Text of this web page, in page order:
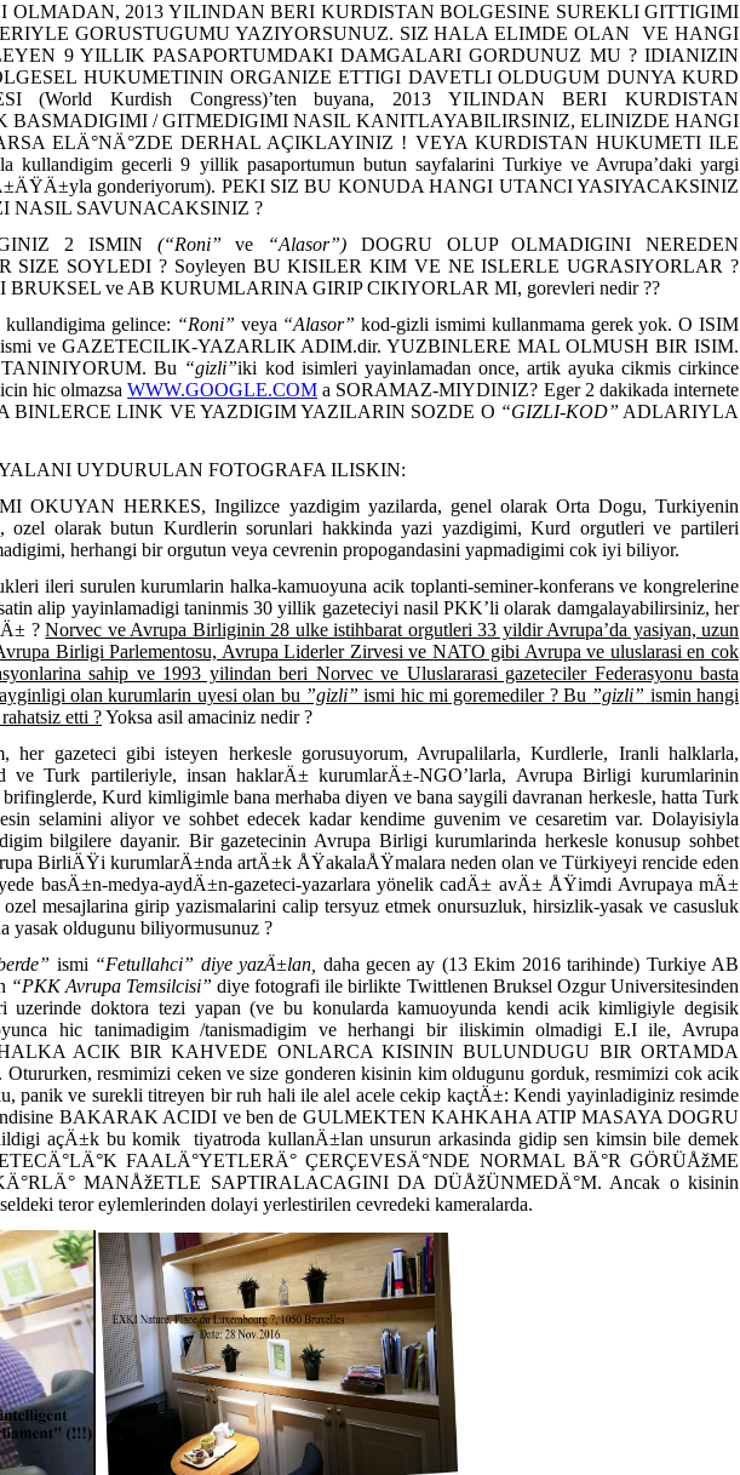
OLMADAN, 2013 YILINDAN BERI KURDISTAN BOLGESINE SUREKLI GITTIGIMI
GORUSTUGUMU YAZIYORSUNUZ. SIZ HALA ELIMDE OLAN
VE HANGI
9 YILLIK PASAPORTUMDAKI DAMGALARI GORDUNUZ MU ? IDIANIZIN
HUKUMETININ ORGANIZE ETTIGI DAVETLI OLDUGUM DUNYA KURD
(World Kurdish Congress)’ten buyana, 2013 YILINDAN BERI KURDISTAN
BASMADIGIMI / GITMEDIGIMI NASIL KANITLAYABILIRSINIZ, ELINIZDE HANGI
ELÄ°NÄ°ZDE DERHAL AÇIKLAYINIZ ! VEYA KURDISTAN HUKUMETI ILE
gecerli 9 yillik pasaportumun butun sayfalarini Turkiye ve Avrupa’daki yargi
gonderiyorum). PEKI SIZ BU KONUDA HANGI UTANCI YASIYACAKSINIZ
NASIL SAVUNACAKSINIZ ?
2 ISMIN (“Roni” ve “Alasor”) DOGRU OLUP OLMADIGINI NEREDEN
SIZE SOYLEDI ? Soyleyen BU KISILER KIM VE NE ISLERLE UGRASIYORLAR ?
ve AB KURUMLARINA GIRIP CIKIYORLAR MI, gorevleri nedir ??
gelince: “Roni” veya “Alasor” kod-gizli ismimi kullanmama gerek yok. O ISIM
ve GAZETECILIK-YAZARLIK ADIM.dir. YUZBINLERE MAL OLMUSH BIR ISIM.
Bu “gizli”iki kod isimleri yayinlamadan once, artik ayuka cikmis cirkince
hic olmazsaWWW.GOOGLE.COM a SORAMAZ-MIYDINIZ? Eger 2 dakikada internete
BINLERCE LINK VE YAZDIGIM YAZILARIN SOZDE O “GIZLI-KOD” ADLARIYLA
UYDURULAN FOTOGRAFA ILISKIN:
OKUYAN HERKES, Ingilizce yazdigim yazilarda, genel olarak Orta Dogu, Turkiyenin
ozel olarak butun Kurdlerin sorunlari hakkinda yazi yazdigimi, Kurd orgutleri ve partileri
herhangi bir orgutun veya cevrenin propogandasini yapmadigimi cok iyi biliyor.
ileri surulen kurumlarin halka-kamuoyuna acik toplanti-seminer-konferans ve kongrelerine
alip yayinlamadigi taninmis 30 yillik gazeteciyi nasil PKK’li olarak damgalayabilirsiniz, her
? Norvec ve Avrupa Birliginin 28 ulke istihbarat orgutleri 33 yildir Avrupa’da yasiyan, uzun
Birligi Parlementosu, Avrupa Liderler Zirvesi ve NATO gibi Avrupa ve uluslarasi en cok
sahip ve 1993 yilindan beri Norvec ve Uluslararasi gazeteciler Federasyonu basta
olan kurumlarin uyesi olan bu ”gizli” ismi hic mi goremediler ? Bu ”gizli” ismin hangi
etti ?Yoksa asil amaciniz nedir ?
her gazeteci gibi isteyen herkesle gorusuyorum, Avrupalilarla, Kurdlerle, Iranli halklarla,
ve Turk partileriyle, insan haklarÄ± kurumlarÄ±-NGO’larla, Avrupa Birligi kurumlarinin
Kurd kimligimle bana merhaba diyen ve bana saygili davranan herkesle, hatta Turk
selamini aliyor ve sohbet edecek kadar kendime guvenim ve cesaretim var. Dolayisiyla
bilgilere dayanir. Bir gazetecinin Avrupa Birligi kurumlarinda herkesle konusup sohbet
BirliÄŸi kurumlarÄ±nda artÄ±k ÅŸakalaÅŸmalara neden olan ve Türkiyeyi rencide eden
basÄ±n-medya-aydÄ±n-gazeteci-yazarlara yönelik cadÄ± avÄ± ÅŸimdi Avrupaya mÄ±
mesajlarina girip yazismalarini calip tersyuz etmek onursuzluk, hirsizlik-yasak ve casusluk
yasak oldugunu biliyormusunuz ?
ismi “Fetullahci” diye yazÄ±lan, daha gecen ay (13 Ekim 2016 tarihinde) Turkiye AB
“PKK Avrupa Temsilcisi” diye fotografi ile birlikte Twittlenen Bruksel Ozgur Universitesinden
uzerinde doktora tezi yapan (ve bu konularda kamuoyunda kendi acik kimligiyle degisik
hic tanimadigim /tanismadigim ve herhangi bir iliskimin olmadigi E.I ile, Avrupa
ACIK BIR KAHVEDE ONLARCA KISININ BULUNDUGU BIR ORTAMDA
resmimizi ceken ve size gonderen kisinin kim oldugunu gorduk, resmimizi cok acik
panik ve surekli titreyen bir ruh hali ile alel acele cekip kaçtÄ±: Kendi yayinladiginiz resimde
BAKARAK ACIDI ve ben de GULMEKTEN KAHKAHA ATIP MASAYA DOGRU
açÄ±k bu komik
tiyatroda kullanÄ±lan unsurun arkasinda gidip sen kimsin bile demek
FAALÄ°YETLERÄ° ÇERÇEVESÄ°NDE NORMAL BÄ°R GÖRÜÅžME
MANÅžETLE SAPTIRALACAGINI DA DÜÅžÜNMEDÄ°M. Ancak o kisinin
teror eylemlerinden dolayi yerlestirilen cevredeki kameralarda.